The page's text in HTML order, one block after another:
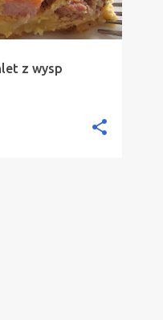
z wysp